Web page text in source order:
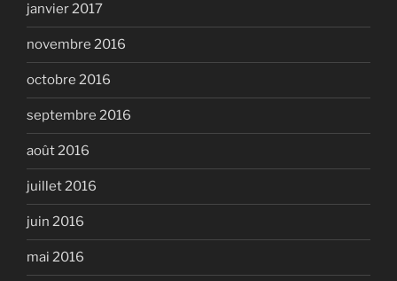
janvier 2017
novembre 2016
octobre 2016
septembre 2016
août 2016
juillet 2016
juin 2016
mai 2016